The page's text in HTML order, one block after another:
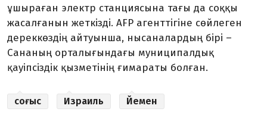
ұшыраған электр станциясына тағы да соққы
жасалғанын жеткізді. AFP агенттігіне сөйлеген
дереккөздің айтуынша, нысаналардың бірі –
Сананың орталығындағы муниципалдық
қауіпсіздік қызметінің ғимараты болған.
соғыс Израиль Йемен